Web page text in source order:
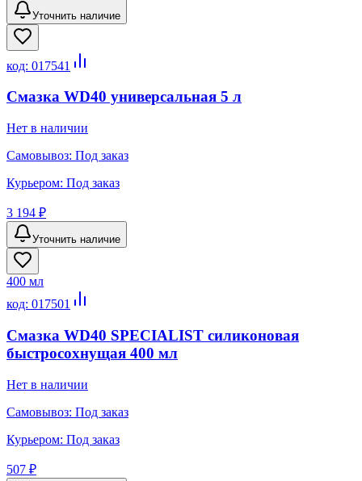
Уточнить наличие
код: 017541
Смазка WD40 универсальная 5 л
Нет в наличии
Самовывоз: Под заказ
Курьером: Под заказ
3 194 ₽
Уточнить наличие
400 мл
код: 017501
Смазка WD40 SPECIALIST силиконовая
быстросохнущая 400 мл
Нет в наличии
Самовывоз: Под заказ
Курьером: Под заказ
507 ₽